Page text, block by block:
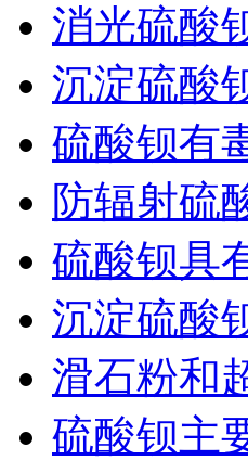
消光硫酸
沉淀硫酸
硫酸钡有
防辐射硫
硫酸钡具
沉淀硫酸
滑石粉和
硫酸钡主